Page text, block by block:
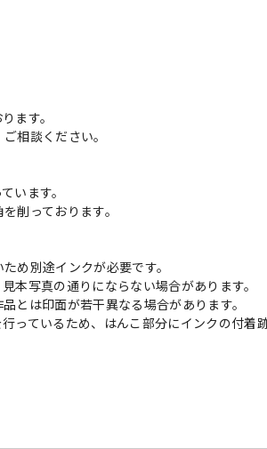
ます。
相談ください。
います。
削っております。
め別途インクが必要です。
本写真の通りにならない場合があります。
とは印面が若干異なる場合があります。
っているため、はんこ部分にインクの付